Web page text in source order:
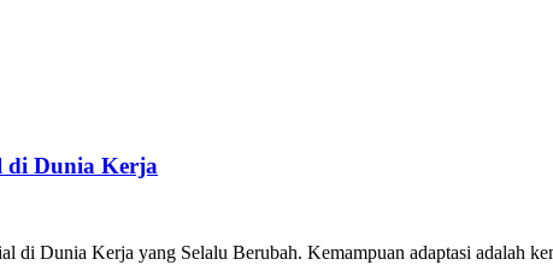
di Dunia Kerja
Dunia Kerja yang Selalu Berubah. Kemampuan adaptasi adalah